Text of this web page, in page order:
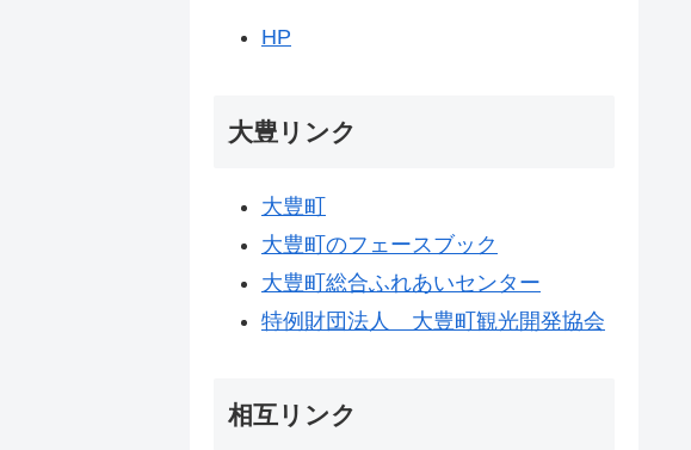
HP
大豊リンク
大豊町
大豊町のフェースブック
大豊町総合ふれあいセンター
特例財団法人 大豊町観光開発協会
相互リンク